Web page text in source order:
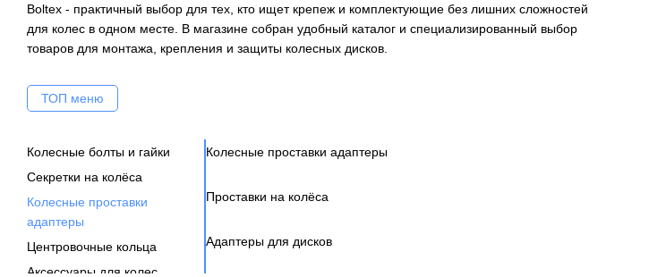
Boltex - практичный выбор для тех, кто ищет крепеж и комплектующие без лишних сложностей
для колес в одном месте. В магазине собран удобный каталог и специализированный выбор
товаров для монтажа, крепления и защиты колесных дисков.
ТОП меню
Колесные болты и гайки
Секретки на колёса
Колесные проставки
адаптеры
Центровочные кольца
Аксессуары для колес
Колесные проставки адаптеры
Проставки на колёса
Адаптеры для дисков